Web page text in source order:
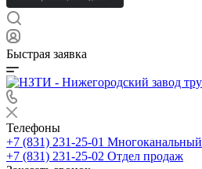
Быстрая заявка
Телефоны
+7 (831) 231-25-01 Многоканальный
+7 (831) 231-25-02 Отдел продаж